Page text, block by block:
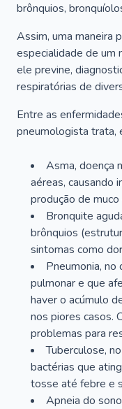
brônquios,
Assim, uma maneira
especialidade de um
ele previne,
respiratórias de
Entre as
pneumologista trata,
Asma, doença
aéreas, causando
produção de
Bronquite
brônquios
sintomas como
Pneumonia, no
pulmonar e que
haver o acúmulo
nos piores casos.
problemas para
Tuberculose,
bactérias que
tosse até febre e
Apneia do